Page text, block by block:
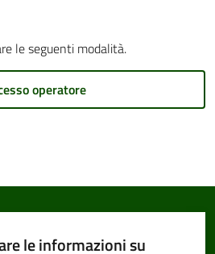
le seguenti modalità.
operatore
le informazioni su